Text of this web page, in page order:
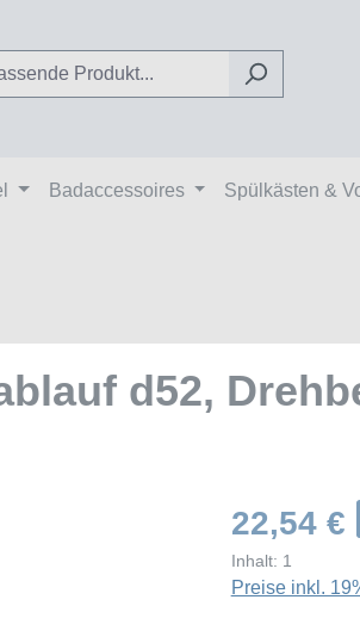
Badaccessoires Spülkästen &
d52,
22,54 €
Inhalt: 1
Preise inkl.